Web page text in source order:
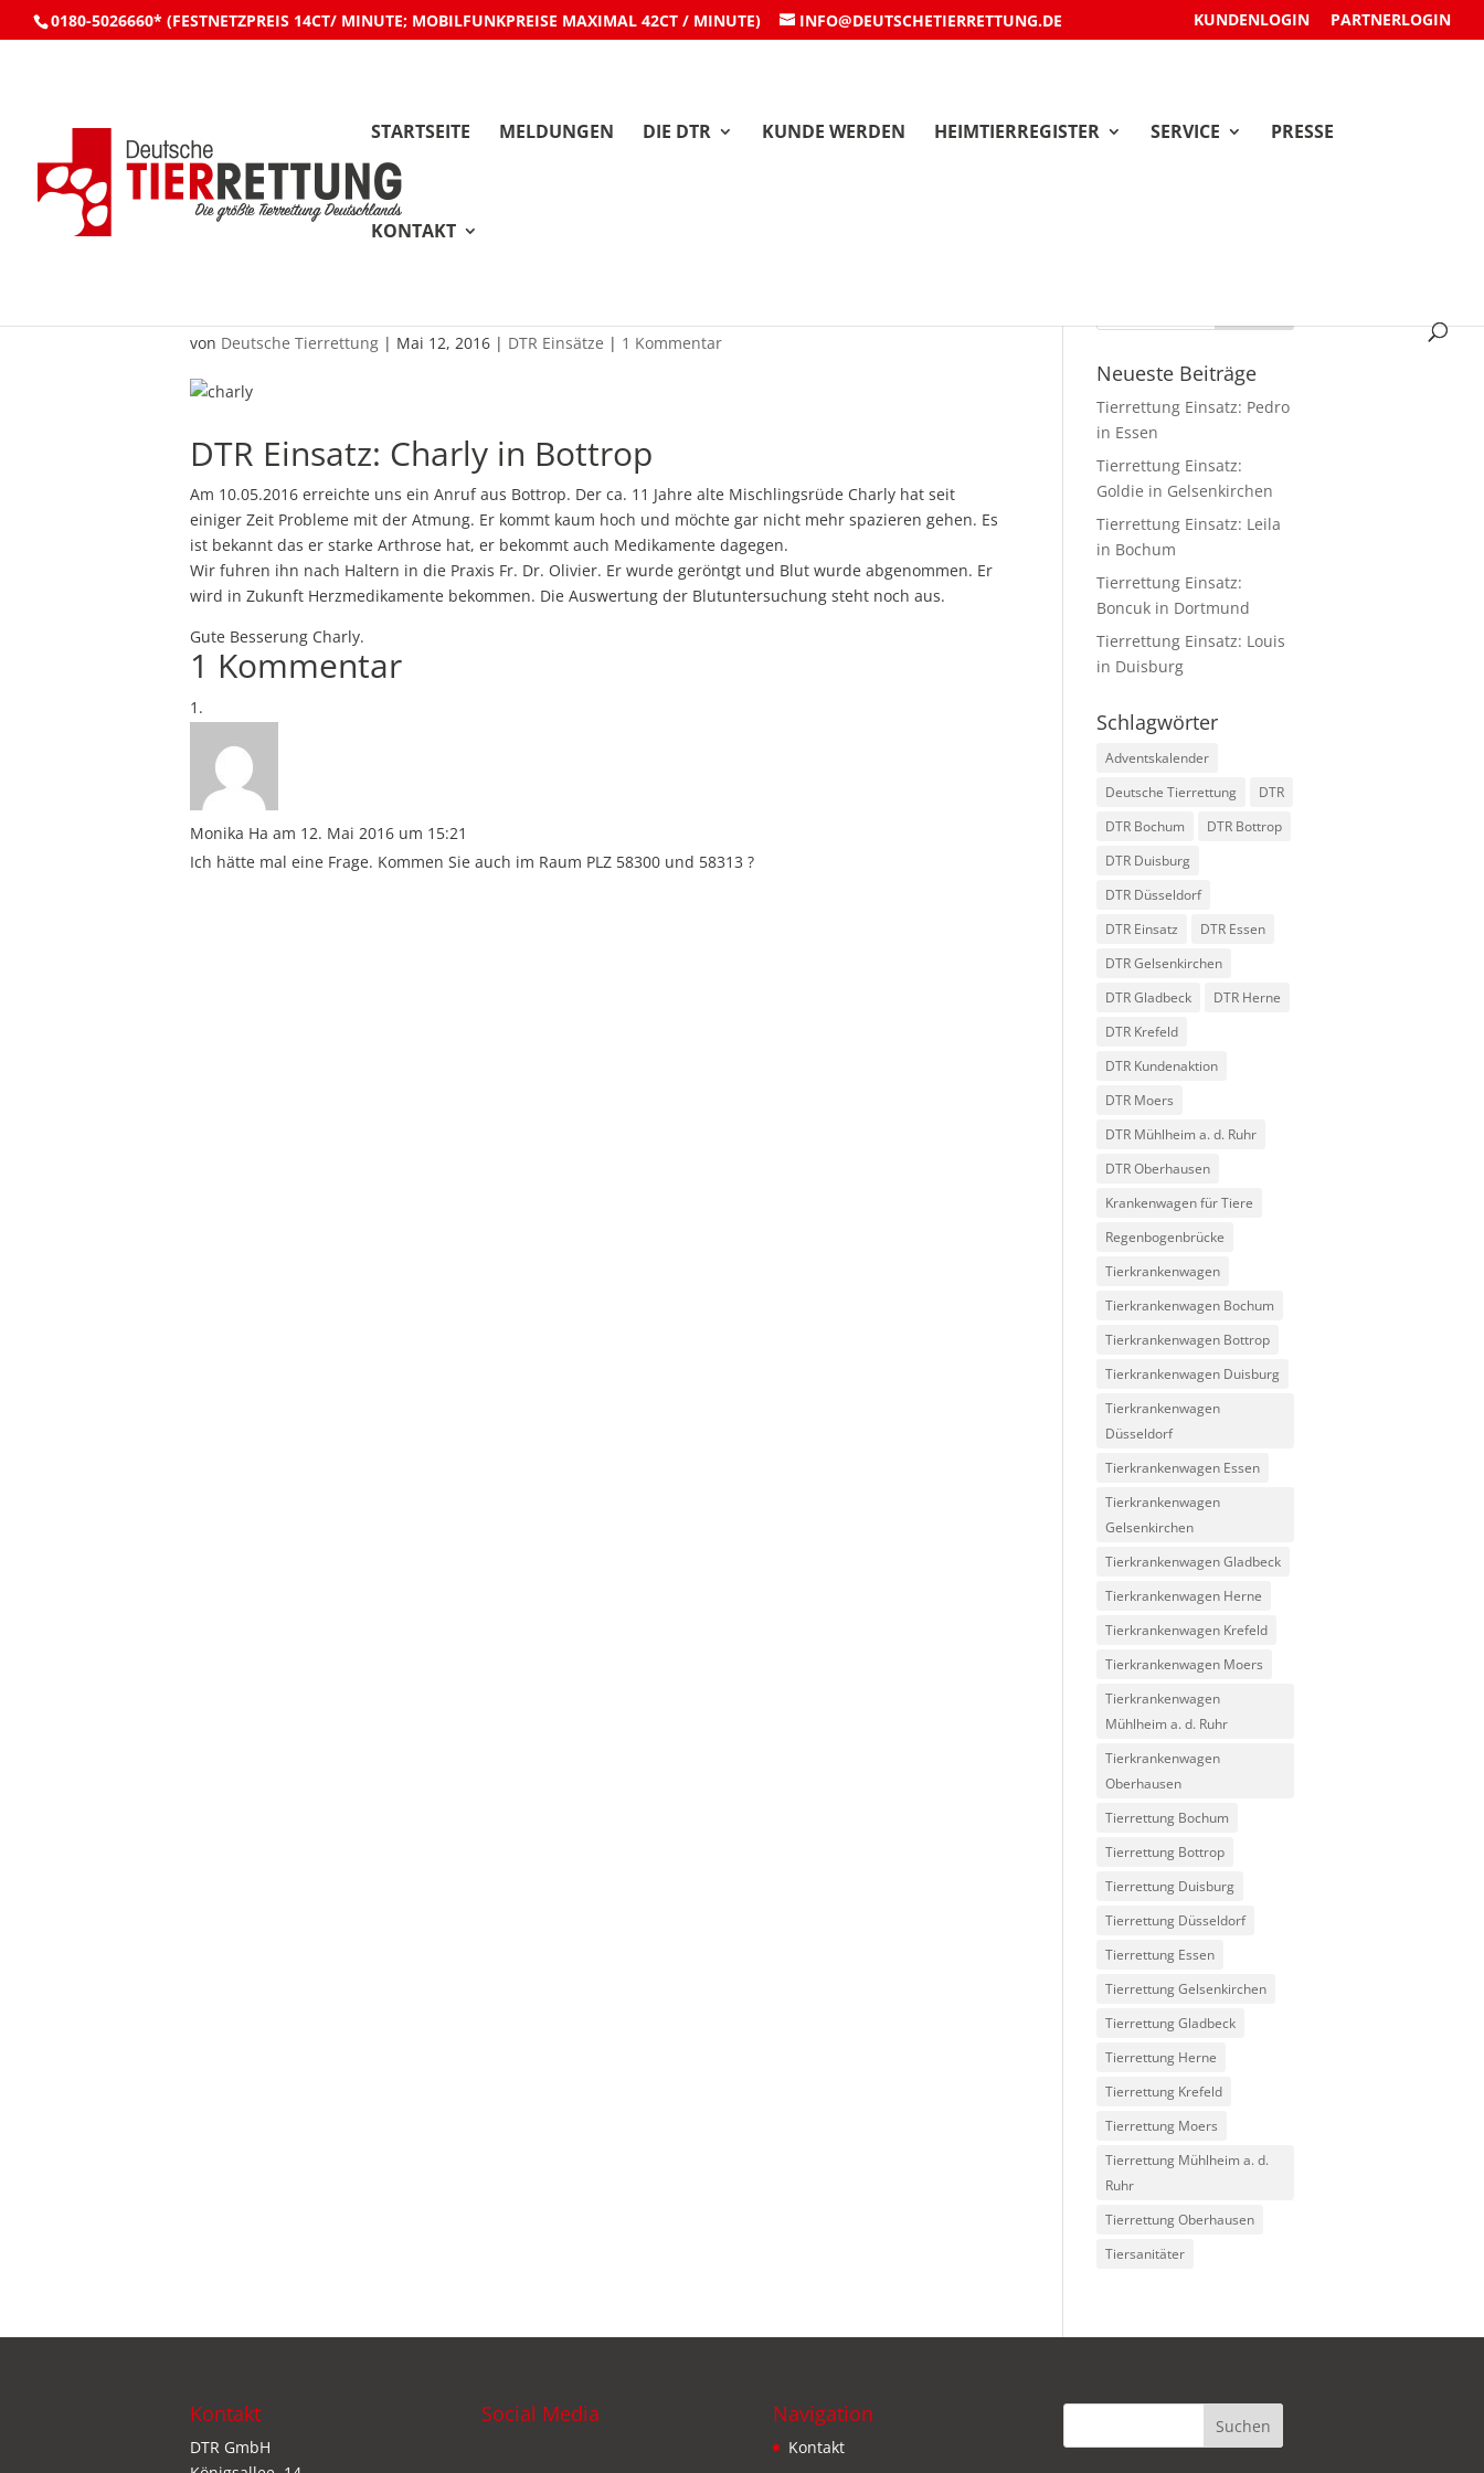
0180-5026660* (FESTNETZPREIS 14CT/ MINUTE; MOBILFUNKPREISE MAXIMAL 42CT / MINUTE) INFO@DEUTSCHETIERRETTUNG.DE KUNDENLOGIN PARTNERLOGIN
STARTSEITE MELDUNGEN DIE DTR KUNDE WERDEN HEIMTIERREGISTER SERVICE PRESSE
KONTAKT
von Deutsche Tierrettung | Mai 12, 2016 | DTR Einsätze | 1 Kommentar
DTR Einsatz: Charly in Bottrop
Am 10.05.2016 erreichte uns ein Anruf aus Bottrop. Der ca. 11 Jahre alte Mischlingsrüde Charly hat seit
einiger Zeit Probleme mit der Atmung. Er kommt kaum hoch und möchte gar nicht mehr spazieren gehen. Es
ist bekannt das er starke Arthrose hat, er bekommt auch Medikamente dagegen.
Wir fuhren ihn nach Haltern in die Praxis Fr. Dr. Olivier. Er wurde geröntgt und Blut wurde abgenommen. Er
wird in Zukunft Herzmedikamente bekommen. Die Auswertung der Blutuntersuchung steht noch aus.
Gute Besserung Charly.
1 Kommentar
Monika Ha am 12. Mai 2016 um 15:21
Ich hätte mal eine Frage. Kommen Sie auch im Raum PLZ 58300 und 58313 ?
Neueste Beiträge
Tierrettung Einsatz: Pedro
in Essen
Tierrettung Einsatz:
Goldie in Gelsenkirchen
Tierrettung Einsatz: Leila
in Bochum
Tierrettung Einsatz:
Boncuk in Dortmund
Tierrettung Einsatz: Louis
in Duisburg
Schlagwörter
Adventskalender
Deutsche Tierrettung
DTR
DTR Bochum
DTR Bottrop
DTR Duisburg
DTR Düsseldorf
DTR Einsatz
DTR Essen
DTR Gelsenkirchen
DTR Gladbeck
DTR Herne
DTR Krefeld
DTR Kundenaktion
DTR Moers
DTR Mühlheim a. d. Ruhr
DTR Oberhausen
Krankenwagen für Tiere
Regenbogenbrücke
Tierkrankenwagen
Tierkrankenwagen Bochum
Tierkrankenwagen Bottrop
Tierkrankenwagen Duisburg
Tierkrankenwagen
Düsseldorf
Tierkrankenwagen Essen
Tierkrankenwagen
Gelsenkirchen
Tierkrankenwagen Gladbeck
Tierkrankenwagen Herne
Tierkrankenwagen Krefeld
Tierkrankenwagen Moers
Tierkrankenwagen
Mühlheim a. d. Ruhr
Tierkrankenwagen
Oberhausen
Tierrettung Bochum
Tierrettung Bottrop
Tierrettung Duisburg
Tierrettung Düsseldorf
Tierrettung Essen
Tierrettung Gelsenkirchen
Tierrettung Gladbeck
Tierrettung Herne
Tierrettung Krefeld
Tierrettung Moers
Tierrettung Mühlheim a. d.
Ruhr
Tierrettung Oberhausen
Tiersanitäter
Kontakt
DTR GmbH
Social Media Navigation
Kontakt